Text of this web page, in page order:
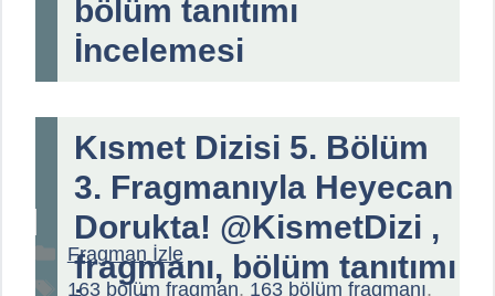
bölüm tanıtımı
İncelemesi
Kısmet Dizisi 5. Bölüm
3. Fragmanıyla Heyecan
Dorukta! @KismetDizi ,
fragmanı, bölüm tanıtımı
Kategoriler
Fragman İzle
Etiketler
163 bölüm fragman, 163 bölüm fragmanı,